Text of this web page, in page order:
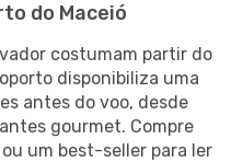
do Maceió
costumam partir do
disponibiliza uma
antes do voo, desde
gourmet. Compre
um best-seller para ler